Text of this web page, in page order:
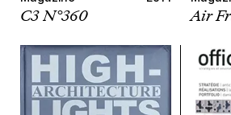
C3 N°360 Air